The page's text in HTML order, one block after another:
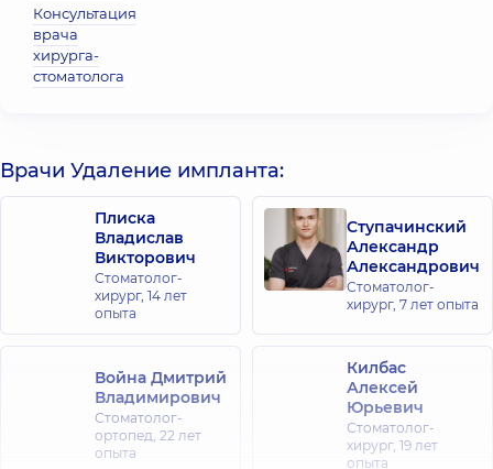
Консультация
врача
хирурга-
стоматолога
Врачи Удаление импланта:
Плиска
Владислав
Викторович
Стоматолог-
хирург, 14 лет
опыта
Ступачинский
Александр
Александрович
Стоматолог-
хирург, 7 лет опыта
Война Дмитрий
Владимирович
Стоматолог-
ортопед, 22 лет
опыта
Килбас
Алексей
Юрьевич
Стоматолог-
хирург, 19 лет
опыта